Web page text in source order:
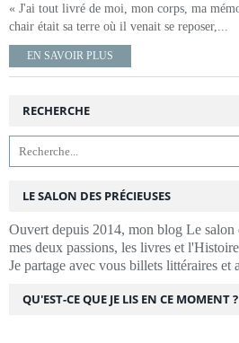
« J'ai tout livré de moi, mon corps, ma
chair était sa terre où il venait se reposer,...
EN SAVOIR PLUS
RECHERCHE
LE SALON DES PRÉCIEUSES
Ouvert depuis 2014, mon blog Le salon
mes deux passions, les livres et
Je partage avec vous billets littéraires et
QU'EST-CE QUE JE LIS EN CE MOMENT ?